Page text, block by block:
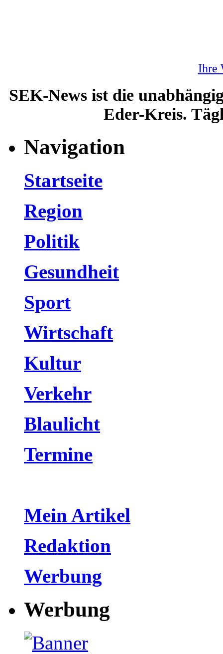
Ihre
SEK-News ist die
Eder-Kreis.
Navigation
Startseite
Region
Politik
Gesundheit
Sport
Wirtschaft
Kultur
Verkehr
Blaulicht
Termine
Mein Artikel
Redaktion
Werbung
Werbung